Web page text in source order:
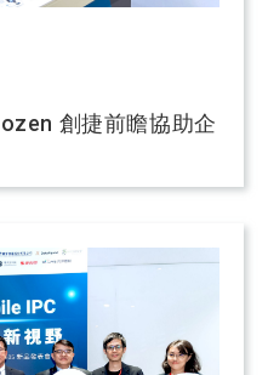
創捷前瞻協助企